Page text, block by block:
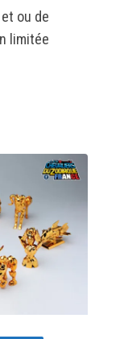
ou de
limitée